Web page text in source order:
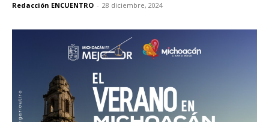
Redacción ENCUENTRO - 28 diciembre, 2024